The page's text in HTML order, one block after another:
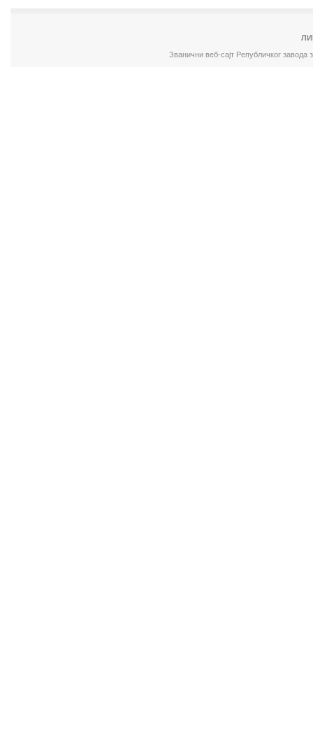
Званични веб-сајт Републичког